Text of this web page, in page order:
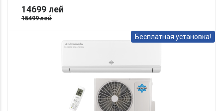
14699 лей
15499лей
Бесплатная установка!